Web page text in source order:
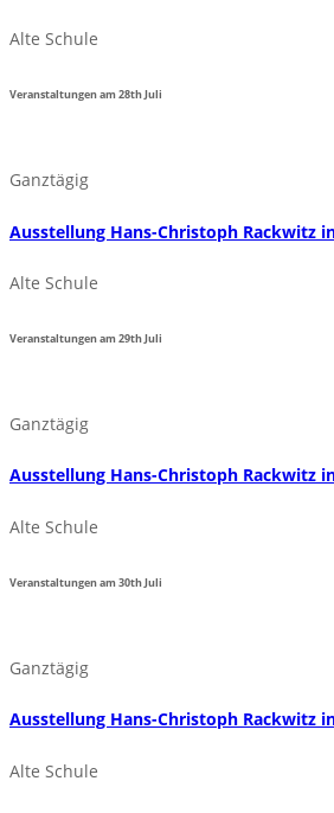
Alte Schule
Veranstaltungen am28thJuli
Ganztägig
Ausstellung Hans-Christoph Rackwitz
Alte Schule
Veranstaltungen am29thJuli
Ganztägig
Ausstellung Hans-Christoph Rackwitz
Alte Schule
Veranstaltungen am30thJuli
Ganztägig
Ausstellung Hans-Christoph Rackwitz
Alte Schule